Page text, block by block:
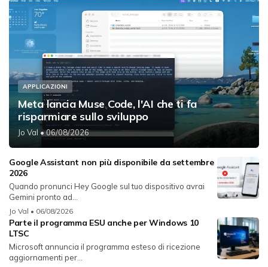
APPLICAZIONI
Meta lancia Muse Code, l'AI che ti fa
risparmiare sullo sviluppo
Jo Val • 06/08/2026
Google Assistant non più disponibile da settembre
2026
Quando pronunci Hey Google sul tuo dispositivo avrai
Gemini pronto ad...
Jo Val • 06/08/2026
Parte il programma ESU anche per Windows 10
LTSC
Microsoft annuncia il programma esteso di ricezione
aggiornamenti per...